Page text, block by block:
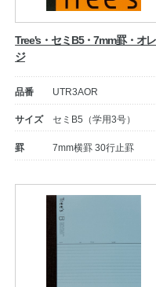
Tree's・セミB5・7mm罫・オ
ジ
品番 UTR3AOR
サイズ セミB5（学用3号）
罫 7mm横罫 30行止罫